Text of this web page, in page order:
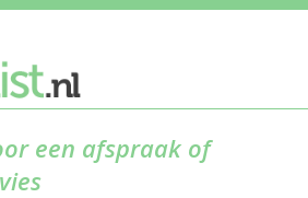
een afspraak of